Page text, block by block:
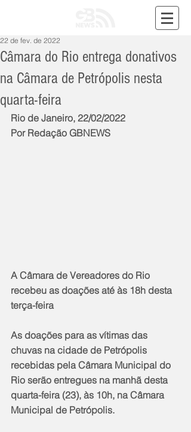
Câmara do Rio entrega donativos
na Câmara de Petrópolis nesta
quarta-feira
22 de fev. de 2022
Rio de Janeiro, 22/02/2022
Por Redação GBNEWS
A Câmara de Vereadores do Rio
recebeu as doações até às 18h desta
terça-feira
As doações para as vítimas das
chuvas na cidade de Petrópolis
recebidas pela Câmara Municipal do
Rio serão entregues na manhã desta
quarta-feira (23), às 10h, na Câmara
Municipal de Petrópolis.